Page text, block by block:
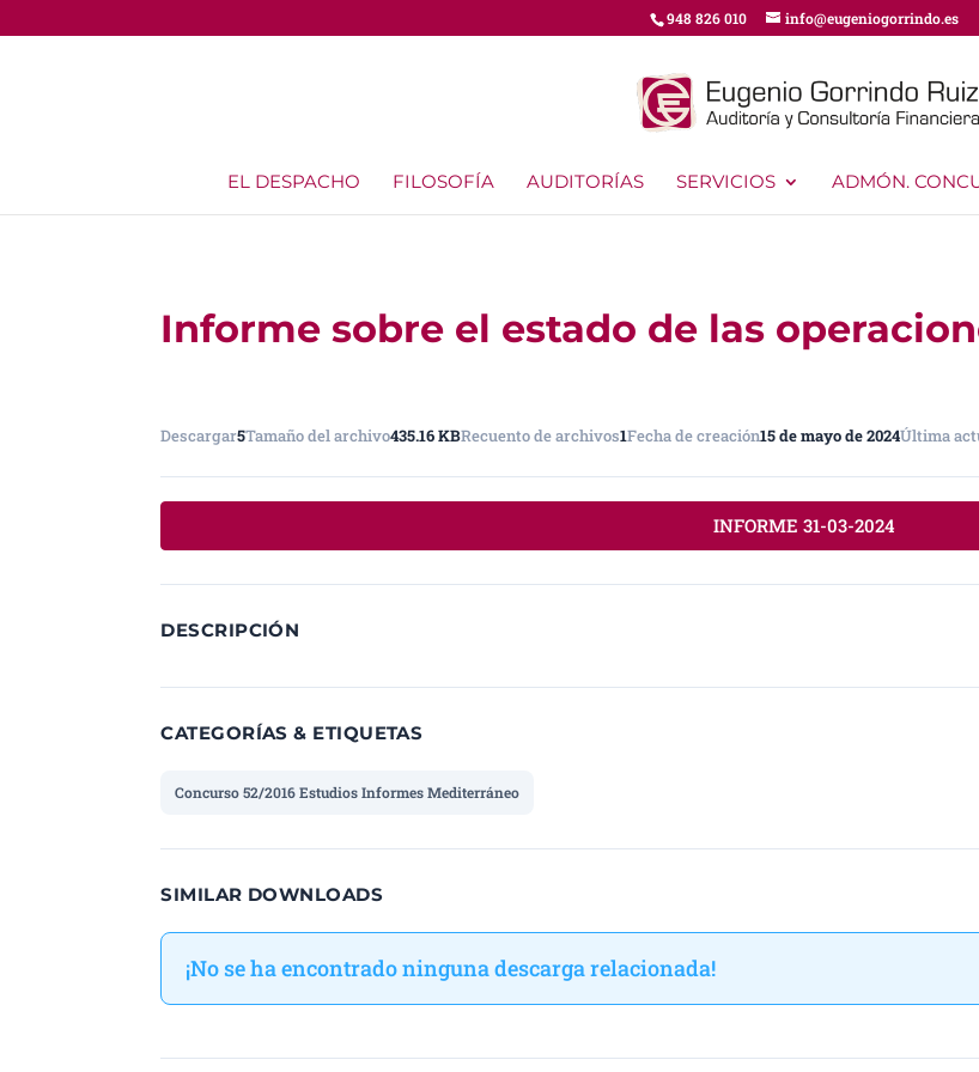
948 826 010 info@eugeniogorrindo.es
EL DESPACHO FILOSOFÍA AUDITORÍAS SERVICIOS ADMÓN.
Informe sobre el estado de las
Descargar5Tamaño del archivo435.16 KBRecuento de archivos1Fecha de creación15 de mayo de 2024Última
INFORME 31-03-2024
DESCRIPCIÓN
CATEGORÍAS & ETIQUETAS
Concurso 52/2016 Estudios Informes Mediterráneo
SIMILAR DOWNLOADS
¡No se ha encontrado ninguna descarga relacionada!